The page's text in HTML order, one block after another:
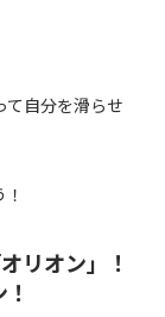
て自分を滑らせ
リオン」！